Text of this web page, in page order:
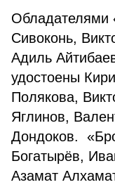
Обладателями
Сивоконь,
Адиль
удостоены
Полякова,
Яглинов,
Дондоков.
Богатырёв,
Азамат